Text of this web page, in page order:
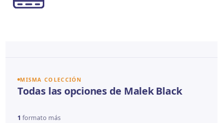
MISMA COLECCIÓN
Todas las opciones de Malek Black
1 formato más